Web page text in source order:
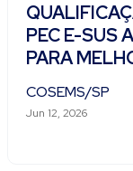
PEC E-SUS
PARA
COSEMS/SP
Jun 12, 2026